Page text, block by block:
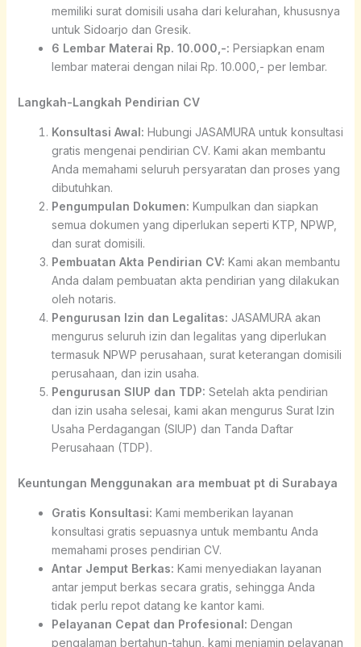
memiliki surat domisili usaha dari kelurahan, khususnya
untuk Sidoarjo dan Gresik.
6 Lembar Materai Rp. 10.000,-: Persiapkan enam
lembar materai dengan nilai Rp. 10.000,- per lembar.
Langkah-Langkah Pendirian CV
Konsultasi Awal: Hubungi JASAMURA untuk konsultasi
gratis mengenai pendirian CV. Kami akan membantu
Anda memahami seluruh persyaratan dan proses yang
dibutuhkan.
Pengumpulan Dokumen: Kumpulkan dan siapkan
semua dokumen yang diperlukan seperti KTP, NPWP,
dan surat domisili.
Pembuatan Akta Pendirian CV: Kami akan membantu
Anda dalam pembuatan akta pendirian yang dilakukan
oleh notaris.
Pengurusan Izin dan Legalitas: JASAMURA akan
mengurus seluruh izin dan legalitas yang diperlukan
termasuk NPWP perusahaan, surat keterangan domisili
perusahaan, dan izin usaha.
Pengurusan SIUP dan TDP: Setelah akta pendirian
dan izin usaha selesai, kami akan mengurus Surat Izin
Usaha Perdagangan (SIUP) dan Tanda Daftar
Perusahaan (TDP).
Keuntungan Menggunakan ara membuat pt di Surabaya
Gratis Konsultasi: Kami memberikan layanan
konsultasi gratis sepuasnya untuk membantu Anda
memahami proses pendirian CV.
Antar Jemput Berkas: Kami menyediakan layanan
antar jemput berkas secara gratis, sehingga Anda
tidak perlu repot datang ke kantor kami.
Pelayanan Cepat dan Profesional: Dengan
pengalaman bertahun-tahun, kami menjamin pelayanan